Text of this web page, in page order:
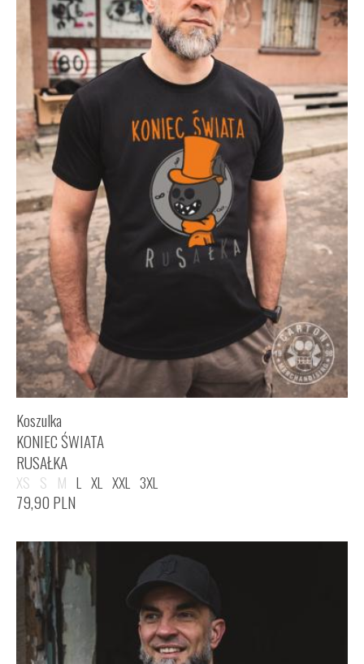
Koszulka
KONIEC ŚWIATA
RUSAŁKA
XS S M L XL XXL 3XL
79,90 PLN